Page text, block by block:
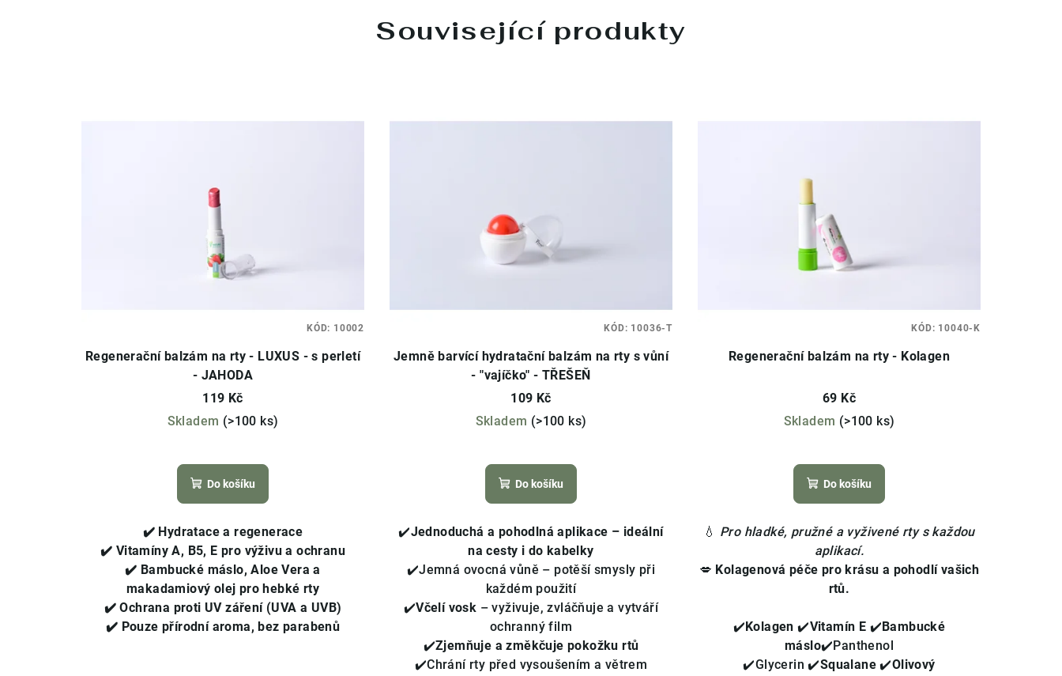
Související produkty
Regenerační balzám na rty - LUXUS - s perletí
- JAHODA
119 Kč
Skladem (>100 ks)
hodnocení
produktu
je
3,7
z
5
hvězdiček.
Do košíku
✔️ Hydratace a regenerace
✔️ Vitamíny A, B5, E pro výživu a ochranu
✔️ Bambucké máslo, Aloe Vera a
makadamiový olej pro hebké rty
✔️ Ochrana proti UV záření (UVA a UVB)
✔️ Pouze přírodní aroma, bez parabenů
KÓD: 10002
Jemně barvící hydratační balzám na rty s vůní
- "vajíčko" - TŘEŠEŇ
109 Kč
Skladem (>100 ks)
hodnocení
produktu
je
4,6
z
5
hvězdiček.
Do košíku
✔️Jednoduchá a pohodlná aplikace – ideální
na cesty i do kabelky
✔️Jemná ovocná vůně – potěší smysly při
každém použití
✔️Včelí vosk – vyživuje, zvláčňuje a vytváří
ochranný film
✔️Zjemňuje a změkčuje pokožku rtů
✔️Chrání rty před vysoušením a větrem
KÓD: 10036-T
Regenerační balzám na rty - Kolagen
69 Kč
Skladem (>100 ks)
hodnocení
produktu
je
4,8
z
5
hvězdiček.
Do košíku
💧 Pro hladké, pružné a vyživené rty s každou
aplikací.
💋 Kolagenová péče pro krásu a pohodlí vašich
rtů.
✔️Kolagen✔️Vitamín E ✔️Bambucké
máslo✔️Panthenol
✔️Glycerin✔️Squalane✔️Olivový
KÓD: 10040-K